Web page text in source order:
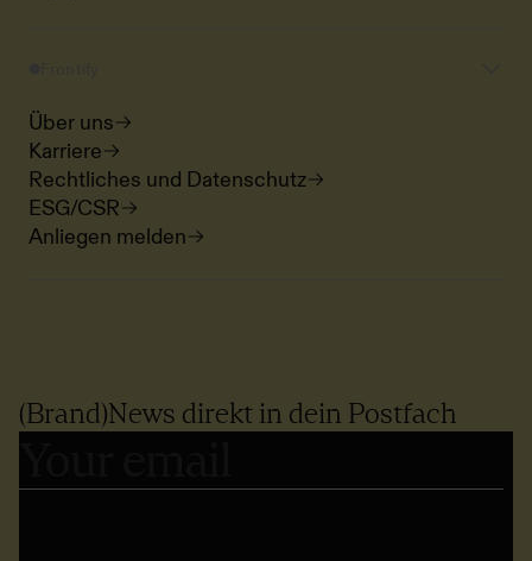
Über uns
Karriere
Rechtliches und Datenschutz
ESG/CSR
Anliegen melden
(Brand)News direkt in dein Postfach